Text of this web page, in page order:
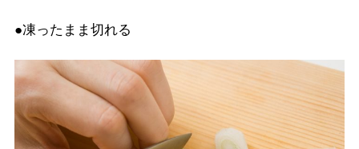
●凍ったまま切れる